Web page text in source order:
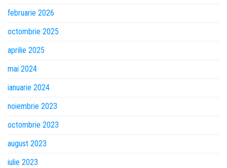
februarie 2026
octombrie 2025
aprilie 2025
mai 2024
ianuarie 2024
noiembrie 2023
octombrie 2023
august 2023
iulie 2023